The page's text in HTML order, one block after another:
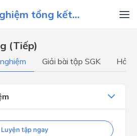
tổng kết...
(Tiếp)
Giải bài tập SGK Hỏi
Luyện tập ngay